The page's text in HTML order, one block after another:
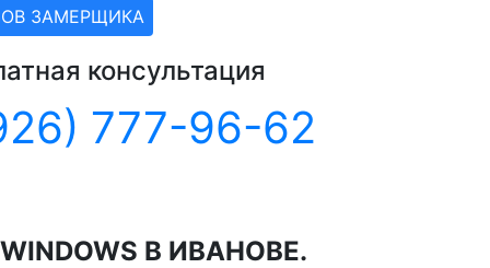
ЗАМЕРЩИКА
консультация
777-96-62
В ИВАНОВЕ.